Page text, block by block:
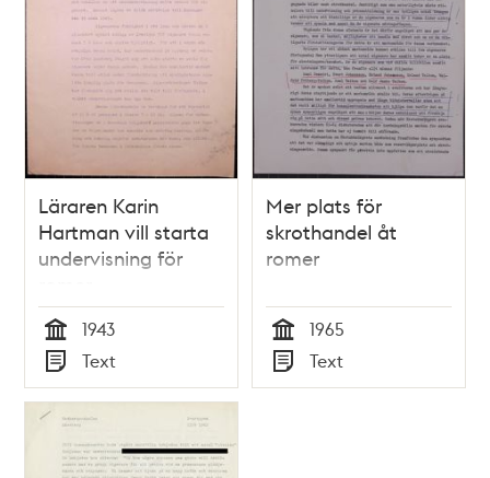
Läraren Karin
Hartman vill starta
undervisning för
Tid
1943
Typ
Text
Mer plats för
skrothandel åt
romer
Tid
1965
Typ
Text